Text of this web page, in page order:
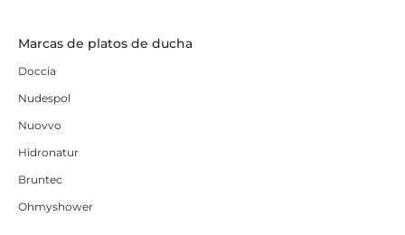
Marcas de platos de ducha
Doccia
Nudespol
Nuovvo
Hidronatur
Bruntec
Ohmyshower